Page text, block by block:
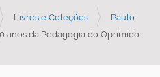
Livros e Coleções
Paulo
anos da Pedagogia do Oprimido